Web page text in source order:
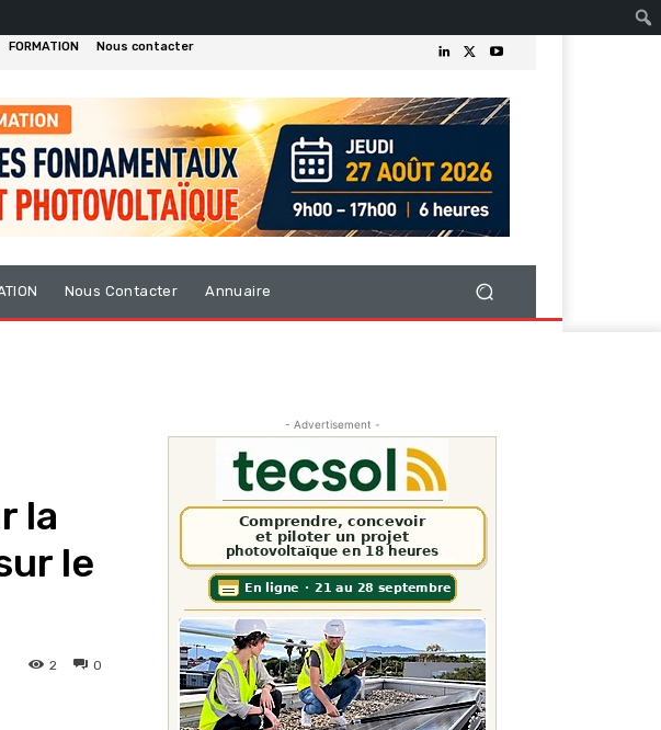
FORMATION
Nous contacter
Nous Contacter Annuaire
la
le
0
2
- Advertisement -